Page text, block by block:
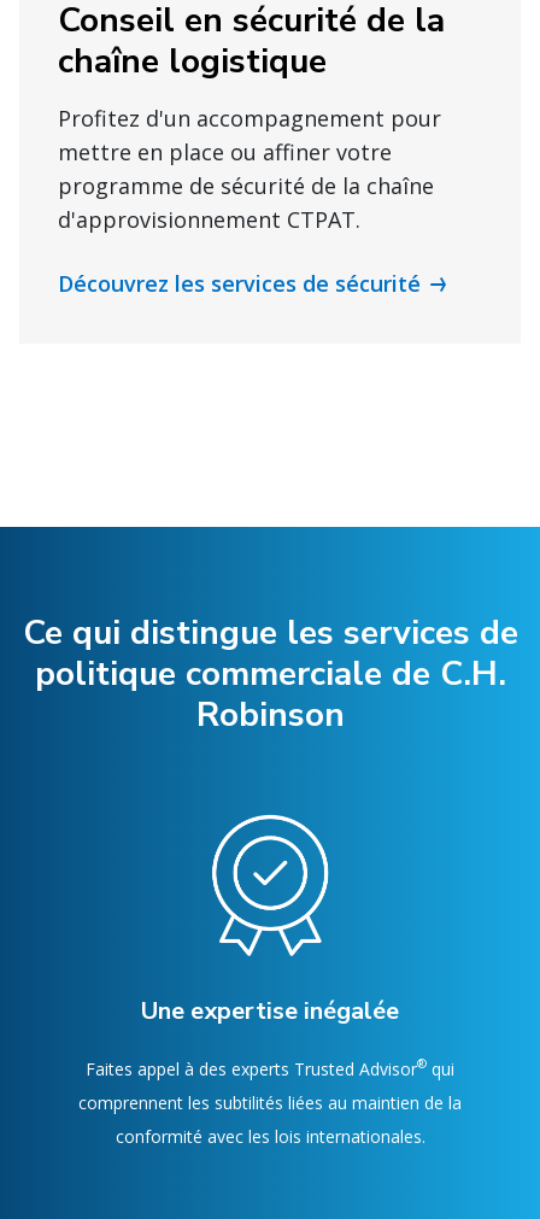
Conseil en sécurité de la
chaîne logistique
Profitez d'un accompagnement pour
mettre en place ou affiner votre
programme de sécurité de la chaîne
d'approvisionnement CTPAT.
Découvrez les services de sécurité
Ce qui distingue les services de
politique commerciale de C.H.
Robinson
Une expertise inégalée
Faites appel à des experts Trusted Advisor® qui
comprennent les subtilités liées au maintien de la
conformité avec les lois internationales.